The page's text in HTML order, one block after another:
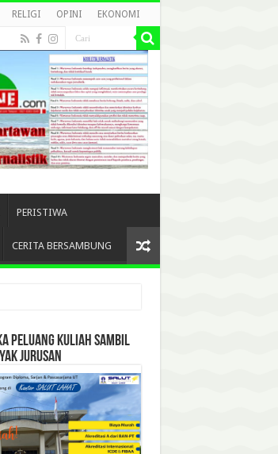
RELIGI OPINI EKONOMI
PERISTIWA
CERITA BERSAMBUNG
PELUANG KULIAH SAMBIL
JURUSAN